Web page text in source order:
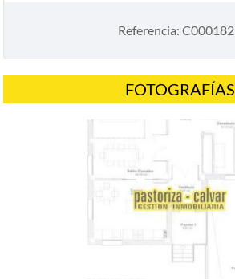
Referencia: C000182
FOTOGRAFÍAS